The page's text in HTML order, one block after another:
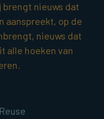
brengt nieuws dat
aanspreekt, op de
nieuws dat
alle hoeken van